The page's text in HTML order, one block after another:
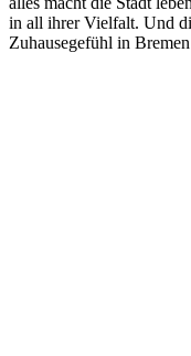
in all ihrer Vielfalt. Und
Zuhausegefühl in